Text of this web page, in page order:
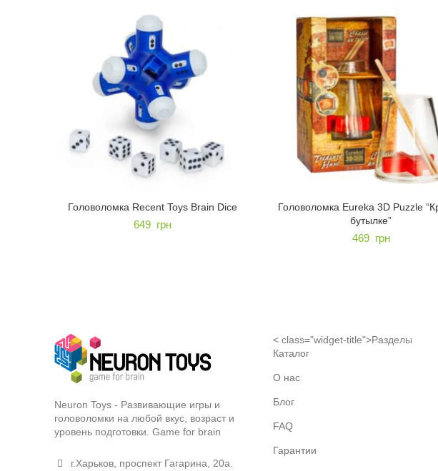
Головоломка Recent Toys Brain Dice
649 грн
Головоломка Eureka 3D Puzzle
бутылке”
469 грн
Neuron Toys - Развивающие игры и
головоломки на любой вкус, возраст и
уровень подготовки. Game for brain
г.Харьков, проспект Гагарина, 20а.
< class="widget-title">Разделы
Каталог
О нас
Блог
FAQ
Гарантии